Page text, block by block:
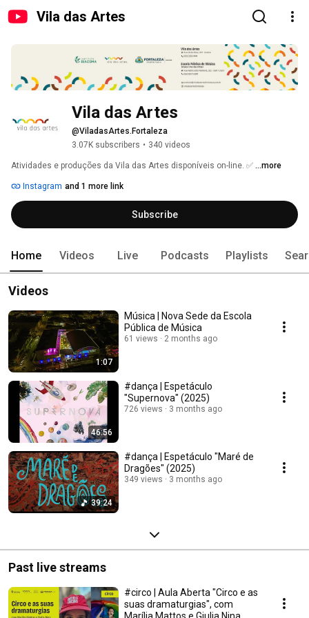
Vila das Artes
Vila das Artes
@ViladasArtes.Fortaleza
3.07K subscribers • 340 videos
Atividades e produções da Vila das Artes disponíveis on-line. ✅ ...more
Instagram and 1 more link
Subscribe
Home Videos Live Podcasts Playlists
Videos
1:07
Música | Nova Sede da Escola
Pública de Música
61 views 2 months ago
46:56
#dança | Espetáculo
"Supernova" (2025)
726 views 3 months ago
39:24
#dança | Espetáculo "Maré de
Dragões" (2025)
349 views 3 months ago
Past live streams
#circo | Aula Aberta "Circo e as
suas dramaturgias", com